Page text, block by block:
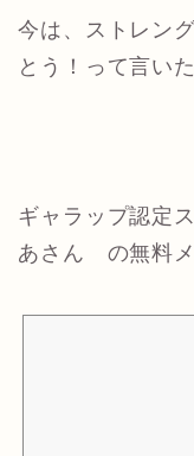
今は、ストレン
とう！って言い
ギャラップ認定
あさん の無料メ